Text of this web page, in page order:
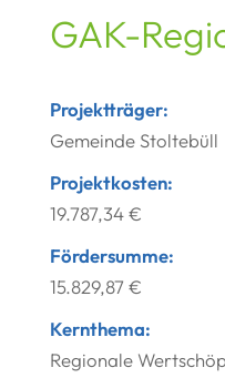
GAK-
Projektträger:
Gemeinde Stoltebüll
Projektkosten:
19.787,34 €
Fördersumme:
15.829,87 €
Kernthema:
Regionale